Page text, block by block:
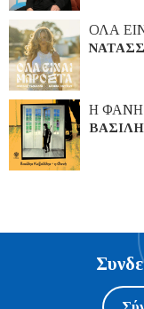
ΟΛΑ
Η ΦΑΝΗ